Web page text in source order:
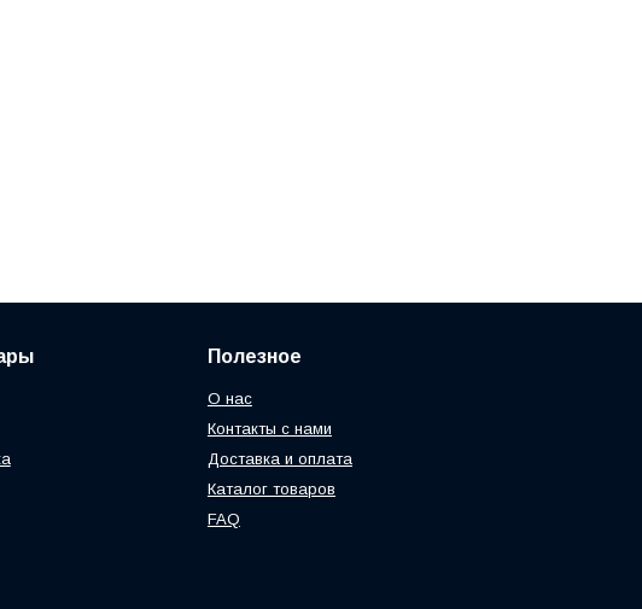
Полезное
О нас
Контакты с нами
Доставка и оплата
Каталог товаров
FAQ